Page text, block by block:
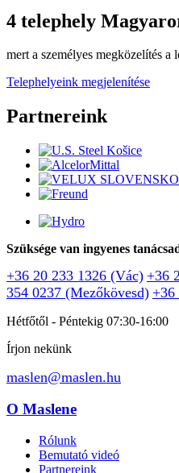
Veľký Krtíš - telephely
Borsod-Abaúj-Zemplén
Čečejovce - értékesítési
Piešťany - értékesítési
Žarnovica - értékesítési
4 telephely
mert a személyes megközelítés a
Telephelyeink megjelenítése
Partnereink
Szüksége van ingyenes
+36 20 233 1326 (Vác) +36
354 0237 (Mezőkövesd) +36
Hétfőtől - Péntekig 07:30-16:00
Írjon nekünk
maslen@maslen.hu
O Maslene
Rólunk
Bemutató videó
Partnereink